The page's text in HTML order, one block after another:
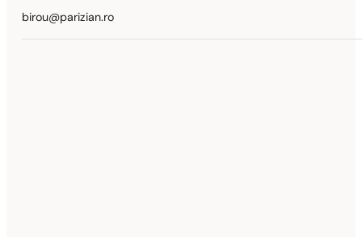
birou@parizian.ro